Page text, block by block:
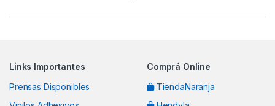
Links Importantes
Prensas Disponibles
Comprá Online
TiendaNaranja